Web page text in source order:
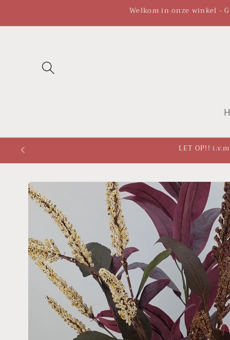
content
Welkom in onze winkel -
LET OP!!
Ga direct naar
productinformatie